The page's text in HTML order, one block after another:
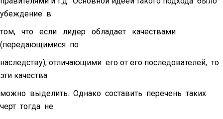
убеждение в
том, что если лидер обладает качествами
(передающимися по
наследству), отличающими его от его последователей, то
эти качества
можно выделить. Однако составить перечень таких
черт тогда не